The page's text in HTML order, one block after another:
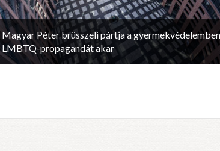
Magyar Péter brüsszeli pártja a
LMBTQ-propagandát akar